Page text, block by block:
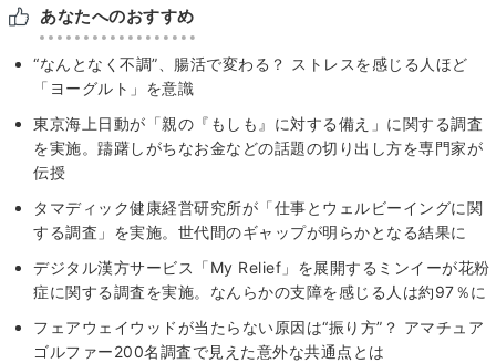
あなたへのおすすめ
“なんとなく不調”、腸活で変わる？ ストレスを感じる人ほど
「ヨーグルト」を意識
東京海上⽇動が「親の『もしも』に対する備え」に関する調査
を実施。躊躇しがちなお金などの話題の切り出し方を専門家が
伝授
タマディック健康経営研究所が「仕事とウェルビーイングに関
する調査」を実施。世代間のギャップが明らかとなる結果に
デジタル漢方サービス「My Relief」を展開するミンイーが花粉
症に関する調査を実施。なんらかの支障を感じる人は約97％に
フェアウェイウッドが当たらない原因は“振り方”？ アマチュア
ゴルファー200名調査で見えた意外な共通点とは